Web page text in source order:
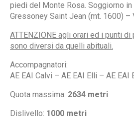
piedi del Monte Rosa. Soggiorno
Gressoney Saint Jean (mt. 1600) –
ATTENZIONE agli orari ed i punti
sono diversi da quelli abituali.
Accompagnatori:
AE EAI Calvi – AE EAI Elli – AE EAI
Quota massima: 2634 metri
Dislivello: 1000 metri